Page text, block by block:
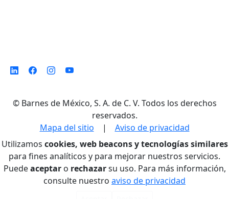
© Barnes de México, S. A. de C. V. Todos los derechos
reservados.
Mapa del sitio | Aviso de privacidad
Utilizamos cookies, web beacons y tecnologías similares
para fines analíticos y para mejorar nuestros servicios.
Puedeaceptaro rechazarsu uso. Para más información,
consulte nuestro aviso de privacidad